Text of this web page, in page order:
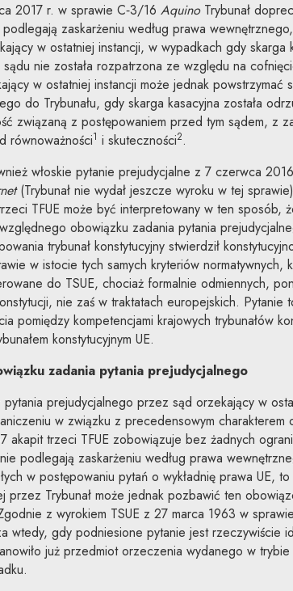
2017 r. w sprawie C‑3/16 AquinoTrybunał
zaskarżeniu według prawa
w ostatniej instancji, w wypadkach gdy skarga
nie została rozpatrzona ze względu na
w ostatniej instancji może jednak powstrzymać
do Trybunału, gdy skarga kasacyjna została
związaną z postępowaniem przed tym sądem, z
równoważności1 i skuteczności2.
włoskie pytanie prejudycjalne z 7 czerwca
(Trybunał nie wydał jeszcze wyroku w tej
TFUE może być interpretowany w ten sposób,
obowiązku zadania pytania
trybunał konstytucyjny stwierdził
w istocie tych samych kryteriów normatywnych,
do TSUE, chociaż formalnie odmiennych,
nie zaś w traktatach europejskich. Pytanie
pomiędzy kompetencjami krajowych trybunałów
konstytucyjnym UE.
zadania pytania prejudycjalnego
prejudycjalnego przez sąd orzekający w
w związku z precedensowym charakterem
akapit trzeci TFUE zobowiązuje bez żadnych
podlegają zaskarżeniu według prawa
w postępowaniu pytań o wykładnię prawa UE, to
przez Trybunał może jednak pozbawić ten
z wyrokiem TSUE z 27 marca 1963 w
wtedy, gdy podniesione pytanie jest rzeczywiście
już przedmiot orzeczenia wydanego w trybie